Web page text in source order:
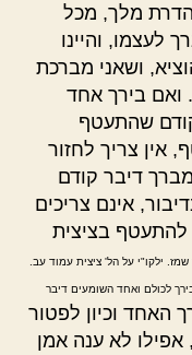
מלך, מכל
לעצמו, והיינו
ושאני מברכת
ואם בירך אחד
שהתעטף
צריך לחזור
דיבר קודם
אינם צריכים
להתעטף בציצית
ילקו"י על הל' ציצית עמוד עב.
לכולם ואחד השומעים דיבר
האחד וכיון לפטור
אפילו לא ענה אמן